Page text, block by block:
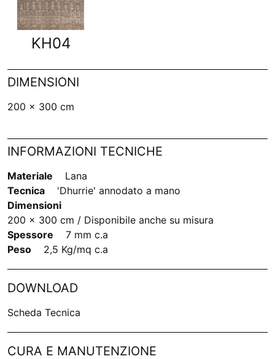
KH04
DIMENSIONI
200 x 300 cm
INFORMAZIONI TECNICHE
Materiale
Lana
Tecnica
'Dhurrie' annodato a mano
Dimensioni
200 x 300 cm / Disponibile anche su misura
Spessore
7 mm c.a
Peso
2,5 Kg/mq c.a
DOWNLOAD
Scheda Tecnica
CURA E MANUTENZIONE